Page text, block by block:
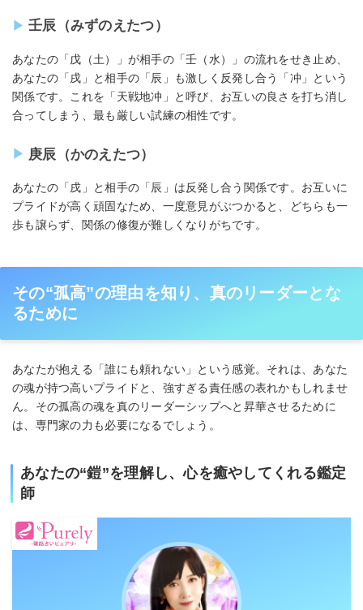
壬辰（みずのえたつ）
あなたの「戊（土）」が相手の「壬（水）」の流れをせき止め、
あなたの「戌」と相手の「辰」も激しく反発し合う「冲」という
関係です。これを「天戦地冲」と呼び、お互いの良さを打ち消し
合ってしまう、最も厳しい試練の相性です。
庚辰（かのえたつ）
あなたの「戌」と相手の「辰」は反発し合う関係です。お互いに
プライドが高く頑固なため、一度意見がぶつかると、どちらも一
歩も譲らず、関係の修復が難しくなりがちです。
その“孤高”の理由を知り、真のリーダーとな
るために
あなたが抱える「誰にも頼れない」という感覚。それは、あなた
の魂が持つ高いプライドと、強すぎる責任感の表れかもしれませ
ん。その孤高の魂を真のリーダーシップへと昇華させるために
は、専門家の力も必要になるでしょう。
あなたの“鎧”を理解し、心を癒やしてくれる鑑定
師